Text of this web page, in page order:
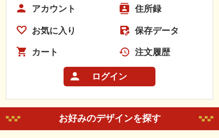
アカウント 住所録
お気に入り 保存データ
カート 注文履歴
ログイン
お好みのデザインを探す